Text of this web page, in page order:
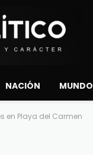
NACIÓN MUNDO
en Playa del Carmen